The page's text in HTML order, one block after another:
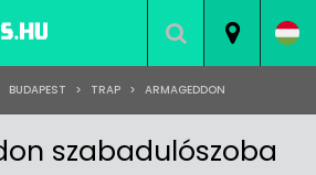
BUDAPEST > TRAP > ARMAGEDDON
szabadulószoba